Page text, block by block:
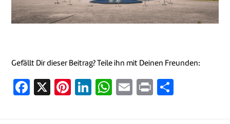
Gefällt Dir dieser Beitrag? Teile ihn mit Deinen Freunden:
Facebook
X Pinterest
LinkedIn
WhatsApp
EmailPrint